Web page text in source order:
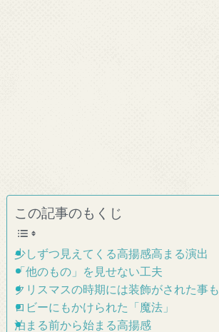
この記事のもくじ
少しずつ見えてくる高揚感高まる演出
「他のもの」を見せない工夫
クリスマスの時期には装飾がされた事も
ロビーにもかけられた「魔法」
泊まる前から始まる高揚感